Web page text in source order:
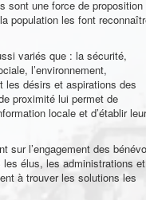
sont une force de proposition
population les font
variés que : la sécurité,
l’environnement,
les désirs et aspirations des
proximité lui permet de
locale et d’établir leur
sur l’engagement des
les élus, les administrations
à trouver les solutions les